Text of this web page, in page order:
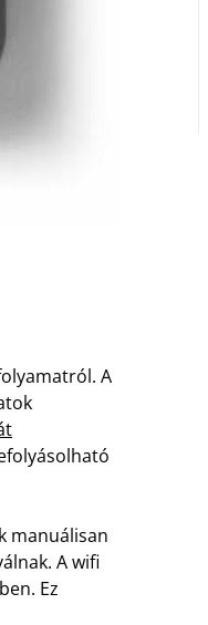
A
manuálisan
A wifi
Ez